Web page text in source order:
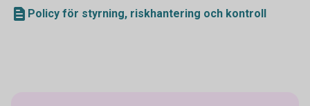
Policy för styrning, riskhantering och kontroll